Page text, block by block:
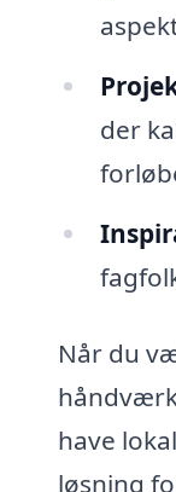
der
Når du
have
løsning